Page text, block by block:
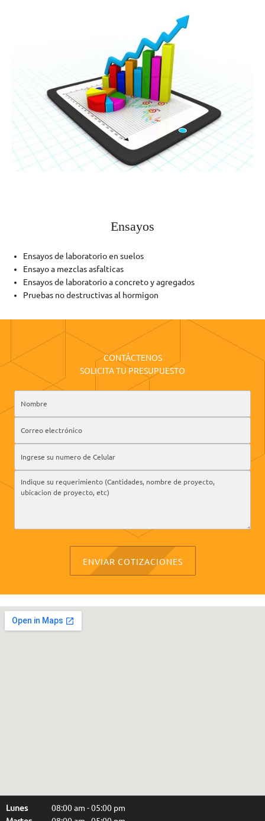
Ensayos
Ensayos de laboratorio en suelos
Ensayo a mezclas asfalticas
Ensayos de laboratorio a concreto y agregados
Pruebas no destructivas al hormigon
CONTÁCTENOS
SOLICITA TU PRESUPUESTO
ENVIAR COTIZACIONES
Lunes 08:00 am -05:00 pm